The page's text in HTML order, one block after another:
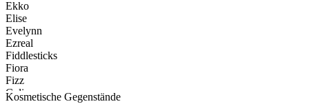
Ekko
Elise
Evelynn
Ezreal
Fiddlesticks
Fiora
Fizz
Galio
Kosmetische Gegenstände